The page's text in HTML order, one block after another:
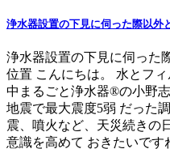
浄水器設置の下見に伺った際以外
浄水器設置の下見に伺った
位置 こんにちは。 水とフ
中まるごと浄水器®の小野
地震で最大震度5弱 だった
震、噴火など、天災続きの
意識を高めて おきたいで